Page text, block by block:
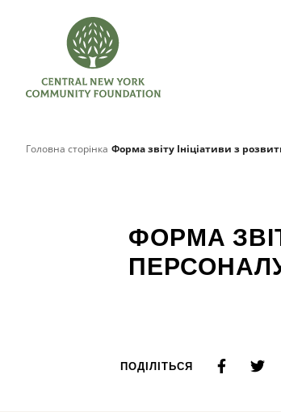
Головна сторінка Форма звіту Ініціативи з
ФОРМА
ПОДІЛІТЬСЯ